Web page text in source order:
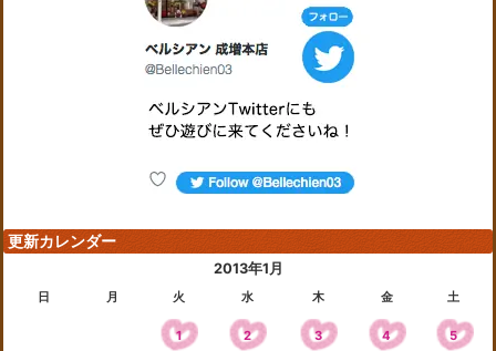
更新カレンダー
2013年1月
日 月 火 水 木 金 土
1 2 3 4 5